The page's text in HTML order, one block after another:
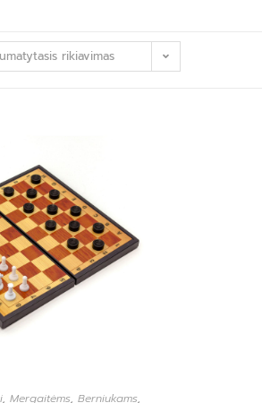
rikiavimas
, Mergaitėms, Berniukams,